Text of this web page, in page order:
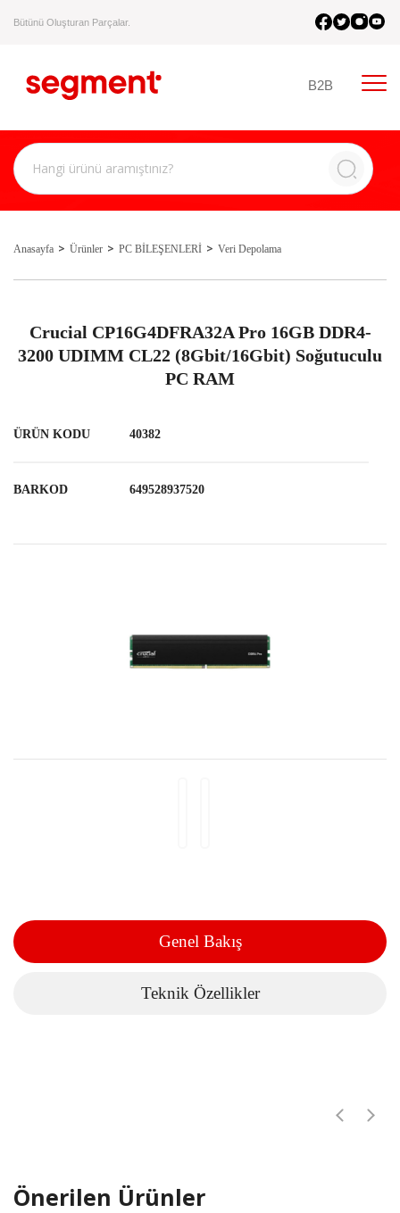
Bütünü Oluşturan Parçalar.
B2B
Anasayfa Ürünler PC BİLEŞENLERİ Veri Depolama
Crucial CP16G4DFRA32A Pro 16GB DDR4-
3200 UDIMM CL22 (8Gbit/16Gbit) Soğutuculu
PC RAM
ÜRÜN KODU 40382
BARKOD 649528937520
Genel Bakış
Teknik Özellikler
Önerilen Ürünler